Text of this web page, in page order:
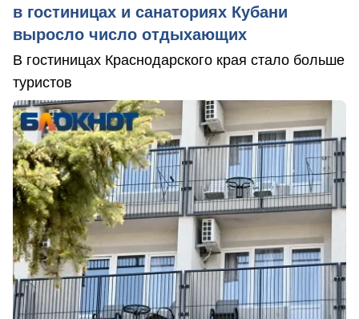
в гостиницах и санаториях Кубани
выросло число отдыхающих
В гостиницах Краснодарского края стало больше
туристов